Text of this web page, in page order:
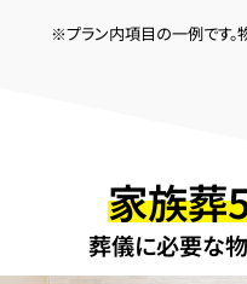
※プラン内項目の一例です。
家族葬
葬儀に必要な